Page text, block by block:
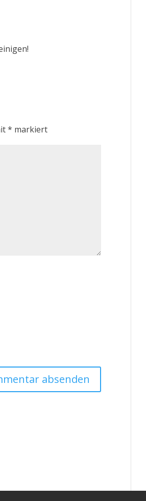
* markiert